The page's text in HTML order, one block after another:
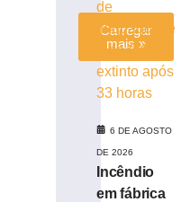
Carregar
mais »
6 DE AGOSTO
DE 2026
Incêndio
em fábrica